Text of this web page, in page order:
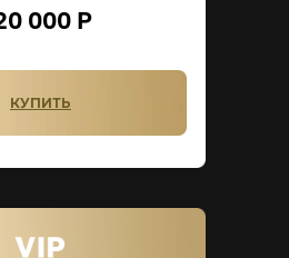
000 Р
КУПИТЬ